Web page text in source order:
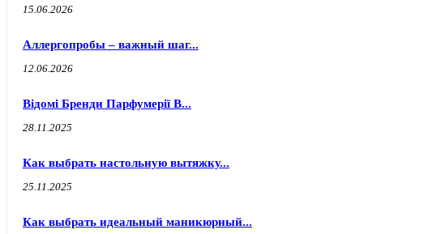
15.06.2026
Аллергопробы – важный шаг...
12.06.2026
Відомі Бренди Парфумерії В...
28.11.2025
Как выбрать настольную вытяжку...
25.11.2025
Как выбрать идеальный маникюрный...